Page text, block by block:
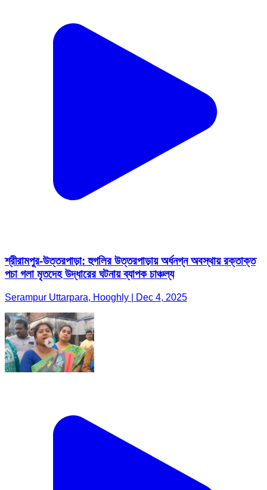
শ্রীরামপুর-উত্তরপাড়া: হুগলির উত্তরপাড়ায় অর্ধনগ্ন অবস্থায় রক্তাক্ত
পচা গলা মৃতদেহ উদ্ধারের ঘটনায় ব্যাপক চাঞ্চল্য
Serampur Uttarpara, Hooghly | Dec 4, 2025